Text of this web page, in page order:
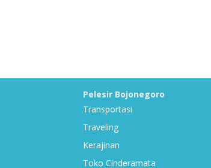
Pelesir Bojonegoro
Transportasi
Traveling
Kerajinan
Toko Cinderamata